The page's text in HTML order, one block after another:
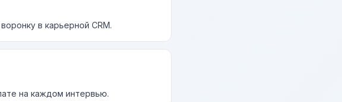
в карьерной CRM.
на каждом интервью.